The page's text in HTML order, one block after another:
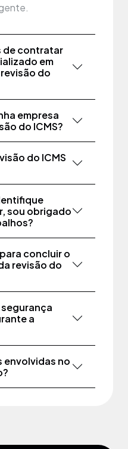
de contratar
em
do
empresa
do ICMS?
do ICMS
sou obrigado
concluir o
revisão do
a
envolvidas no